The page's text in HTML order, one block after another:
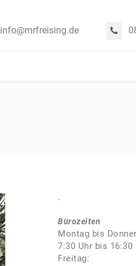
info@mrfreising.de
.
Bürozeiten
Montag bis
7:30 Uhr bis 16:30
Freitag: